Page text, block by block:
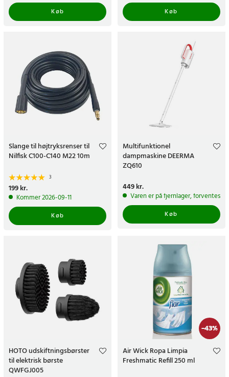
Køb
Køb
Slange til højtryksrenser til
Nilfisk C100-C140 M22 10m
3
Pris:199 kr.
199 kr.
Kommer 2026-09-11
Køb
Multifunktionel
dampmaskine DEERMA
ZQ610
Pris:449 kr.
449 kr.
Varen er på fjernlager, forventes
Køb
HOTO udskiftningsbørster
til elektrisk børste
QWFGJ005
-43%
Air Wick Ropa Limpia
Freshmatic Refill 250 ml